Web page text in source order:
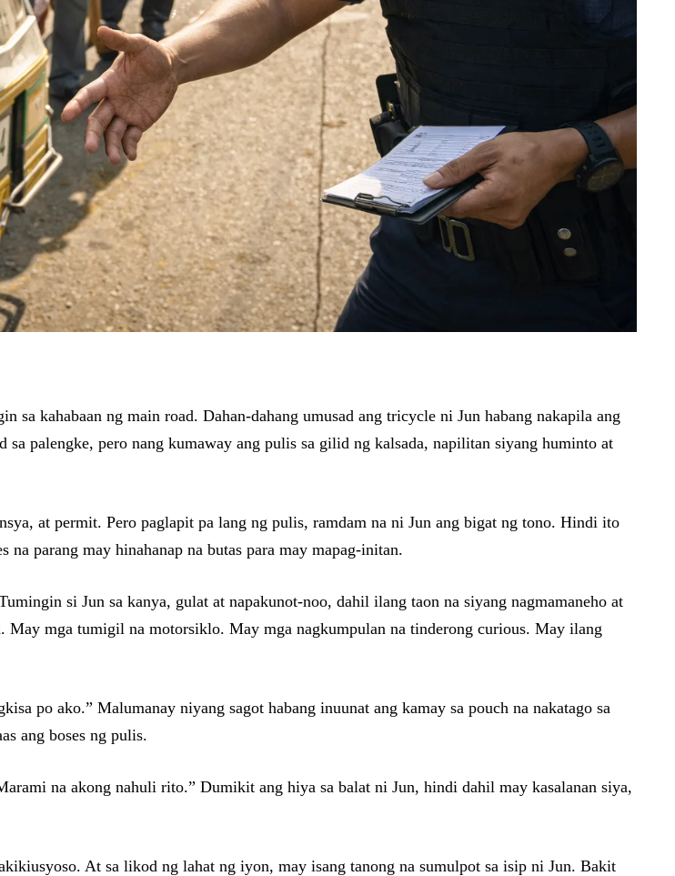
sa kahabaan ng main road. Dahan-dahang umusad ang tricycle ni Jun habang nakapila ang
sa palengke, pero nang kumaway ang pulis sa gilid ng kalsada, napilitan siyang huminto at
at permit. Pero paglapit pa lang ng pulis, ramdam na ni Jun ang bigat ng tono. Hindi ito
parang may hinahanap na butas para may mapag-initan.
si Jun sa kanya, gulat at napakunot-noo, dahil ilang taon na siyang nagmamaneho at
May mga tumigil na motorsiklo. May mga nagkumpulan na tinderong curious. May ilang
po ako.” Malumanay niyang sagot habang inuunat ang kamay sa pouch na nakatago sa
ang boses ng pulis.
na akong nahuli rito.” Dumikit ang hiya sa balat ni Jun, hindi dahil may kasalanan siya,
At sa likod ng lahat ng iyon, may isang tanong na sumulpot sa isip ni Jun. Bakit